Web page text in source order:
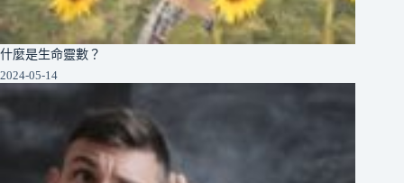
什麼是生命靈數？
2024-05-14